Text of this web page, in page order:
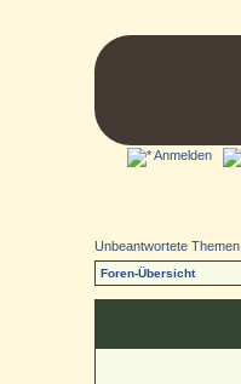
Anmelden
Unbeantwortete Themen
Foren-Übersicht